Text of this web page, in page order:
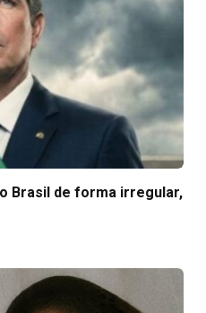
Brasil de forma irregular,